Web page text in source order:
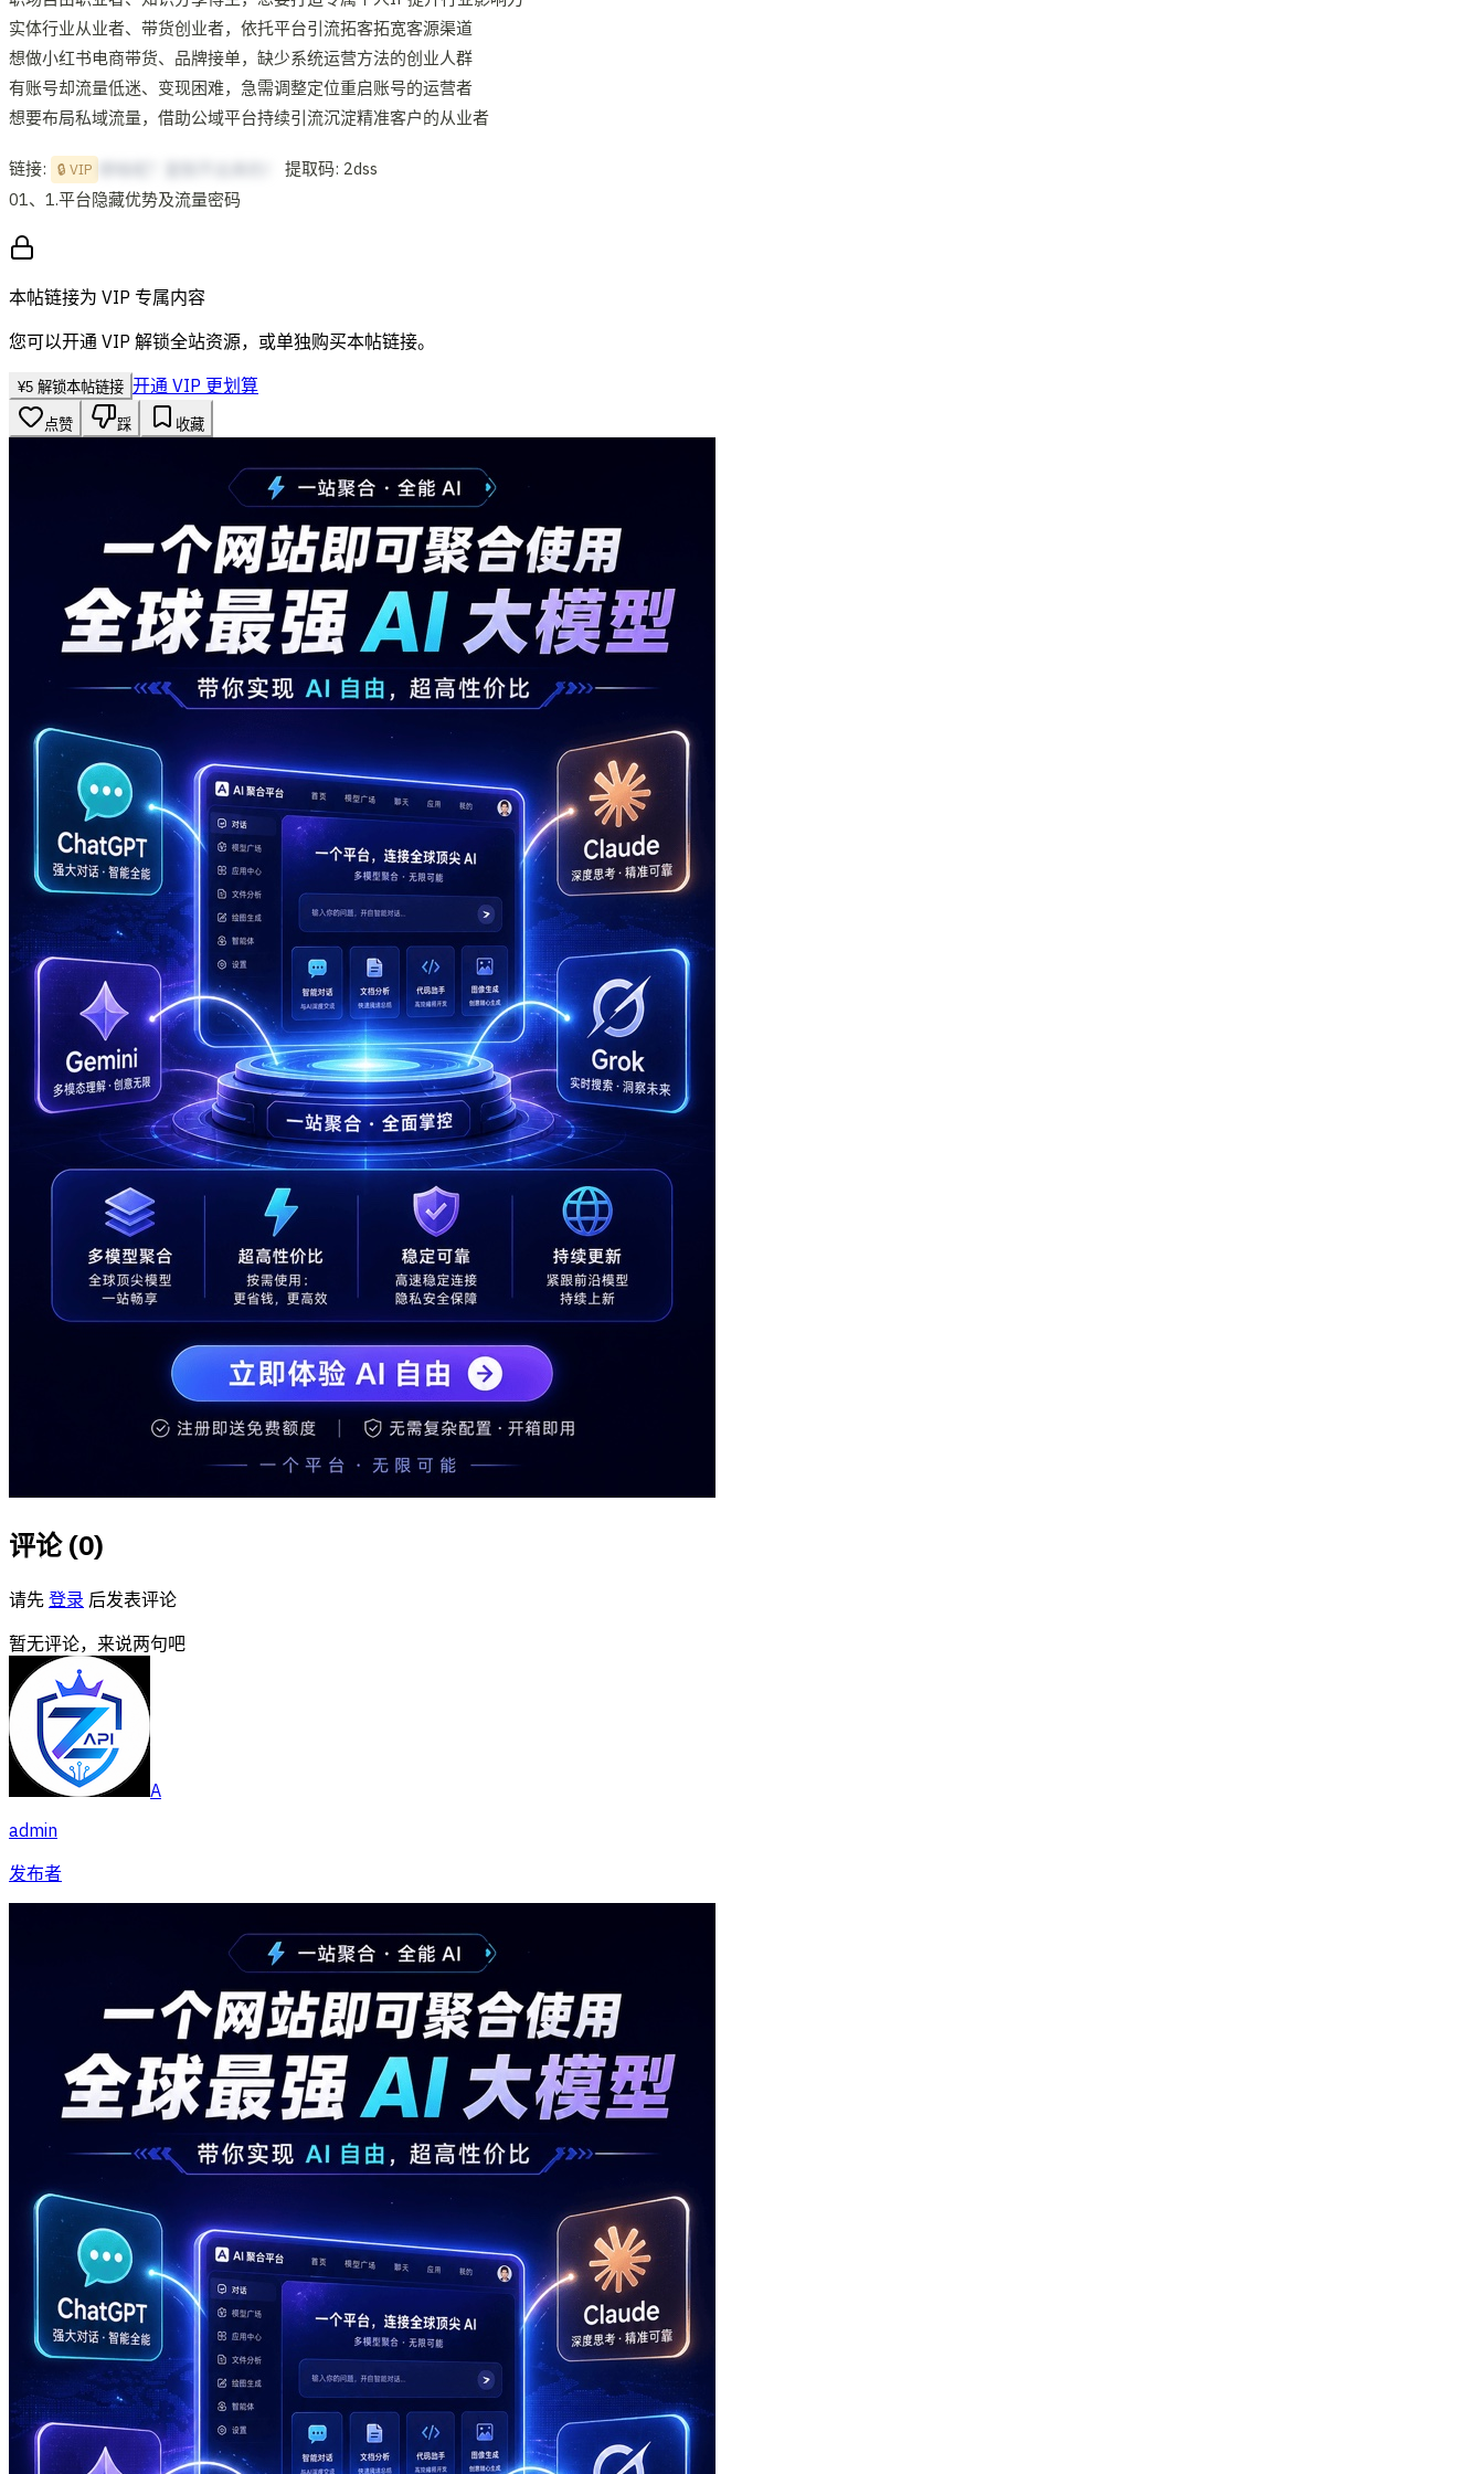
实体行业从业者、带货创业者，依托平台引流拓客拓宽客源渠道
想做小红书电商带货、品牌接单，缺少系统运营方法的创业人群
有账号却流量低迷、变现困难，急需调整定位重启账号的运营者
想要布局私域流量，借助公域平台持续引流沉淀精准客户的从业者
链接: 🔒 VIP
提取码: 2dss
01、1.平台隐藏优势及流量密码
本帖链接为 VIP 专属内容
您可以开通 VIP 解锁全站资源，或单独购买本帖链接。
¥5 解锁本帖链接 开通 VIP 更划算
点赞 踩 收藏
评论 (0)
请先 登录 后发表评论
暂无评论，来说两句吧
A
admin
发布者